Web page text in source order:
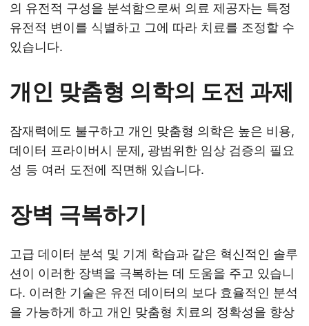
의 유전적 구성을 분석함으로써 의료 제공자는 특정
유전적 변이를 식별하고 그에 따라 치료를 조정할 수
있습니다.
개인 맞춤형 의학의 도전 과제
잠재력에도 불구하고 개인 맞춤형 의학은 높은 비용,
데이터 프라이버시 문제, 광범위한 임상 검증의 필요
성 등 여러 도전에 직면해 있습니다.
장벽 극복하기
고급 데이터 분석 및 기계 학습과 같은 혁신적인 솔루
션이 이러한 장벽을 극복하는 데 도움을 주고 있습니
다. 이러한 기술은 유전 데이터의 보다 효율적인 분석
을 가능하게 하고 개인 맞춤형 치료의 정확성을 향상